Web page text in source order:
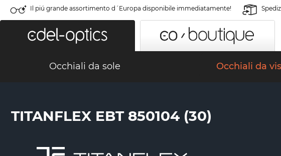
Il piú grande assortimento d´Europa disponibile immediatamente!
Occhiali da sole Occhiali da
TITANFLEX EBT 850104 (30)